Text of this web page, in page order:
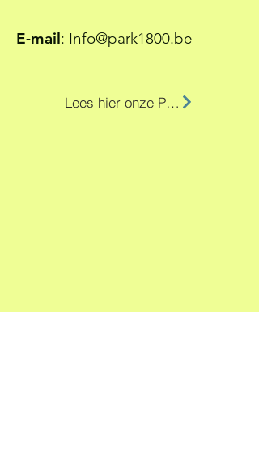
E-mail: Info@park1800.be
Lees hier onze Privacy Policy